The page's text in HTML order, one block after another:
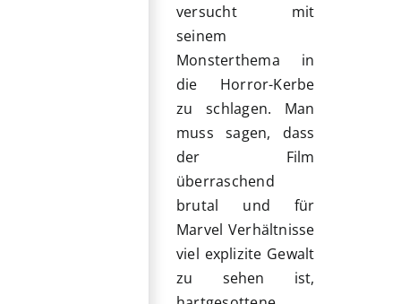
versucht mit
seinem
Monsterthema in
die Horror-Kerbe
zu schlagen. Man
muss sagen, dass
der Film
überraschend
brutal und für
Marvel Verhältnisse
viel explizite Gewalt
zu sehen ist,